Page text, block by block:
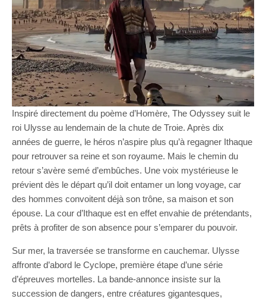
Inspiré directement du poème d’Homère, The Odyssey suit le
roi Ulysse au lendemain de la chute de Troie. Après dix
années de guerre, le héros n’aspire plus qu’à regagner Ithaque
pour retrouver sa reine et son royaume. Mais le chemin du
retour s’avère semé d’embûches. Une voix mystérieuse le
prévient dès le départ qu’il doit entamer un long voyage, car
des hommes convoitent déjà son trône, sa maison et son
épouse. La cour d’Ithaque est en effet envahie de prétendants,
prêts à profiter de son absence pour s’emparer du pouvoir.
Sur mer, la traversée se transforme en cauchemar. Ulysse
affronte d’abord le Cyclope, première étape d’une série
d’épreuves mortelles. La bande-annonce insiste sur la
succession de dangers, entre créatures gigantesques,